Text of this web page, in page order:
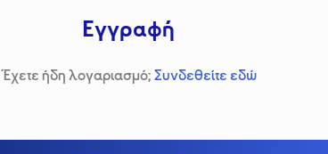
Εγγραφή
Έχετε ήδη λογαριασμό; Συνδεθείτε εδώ